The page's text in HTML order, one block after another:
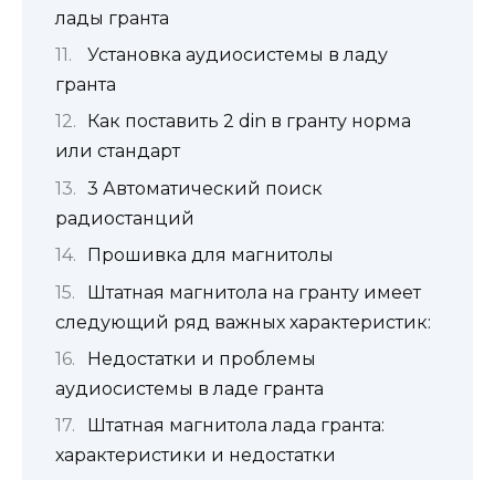
лады гранта
Установка аудиосистемы в ладу
гранта
Как поставить 2 din в гранту норма
или стандарт
3 Автоматический поиск
радиостанций
Прошивка для магнитолы
Штатная магнитола на гранту имеет
следующий ряд важных характеристик:
Недостатки и проблемы
аудиосистемы в ладе гранта
Штатная магнитола лада гранта:
характеристики и недостатки